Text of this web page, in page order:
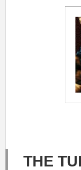
THE